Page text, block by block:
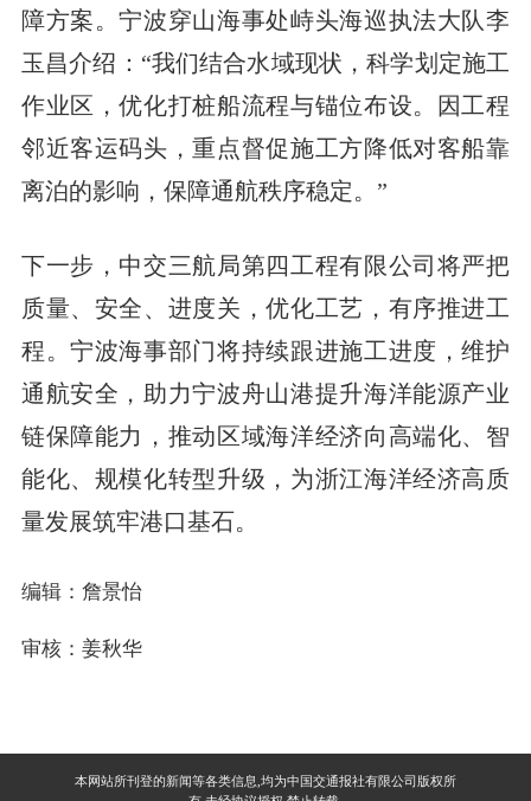
障方案。宁波穿山海事处峙头海巡执法大队李
玉昌介绍：“我们结合水域现状，科学划定施工
作业区，优化打桩船流程与锚位布设。因工程
邻近客运码头，重点督促施工方降低对客船靠
离泊的影响，保障通航秩序稳定。”
下一步，中交三航局第四工程有限公司将严把
质量、安全、进度关，优化工艺，有序推进工
程。宁波海事部门将持续跟进施工进度，维护
通航安全，助力宁波舟山港提升海洋能源产业
链保障能力，推动区域海洋经济向高端化、智
能化、规模化转型升级，为浙江海洋经济高质
量发展筑牢港口基石。
编辑：詹景怡
审核：姜秋华
本网站所刊登的新闻等各类信息,均为中国交通报社有限公司版权所